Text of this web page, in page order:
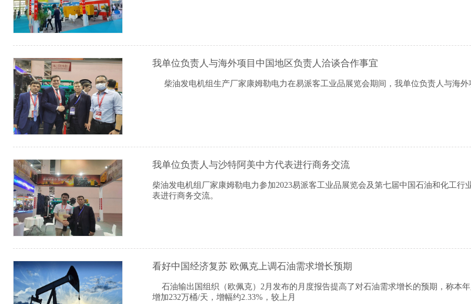
我单位负责人与海外项目中国地区负责人洽谈合作事宜
柴油发电机组生产厂家康姆勒电力在易派客工业品展览会期间，我单位负责人与海外
我单位负责人与沙特阿美中方代表进行商务交流
柴油发电机组厂家康姆勒电力参加2023易派客工业品展览会及第七届中国石油和化工
表进行商务交流。
看好中国经济复苏 欧佩克上调石油需求增长预期
石油输出国组织（欧佩克）2月发布的月度报告提高了对石油需求增长的预期，称本
增加232万桶/天，增幅约2.33%，较上月